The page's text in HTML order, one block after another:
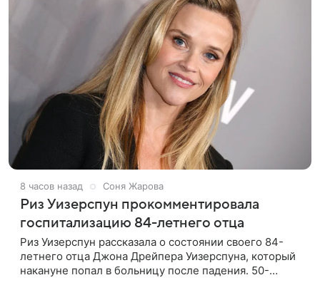
8 часов назад Соня Жарова
Риз Уизерспун прокомментировала
госпитализацию 84-летнего отца
Риз Уизерспун рассказала о состоянии своего 84-
летнего отца Джона Дрейпера Уизерспуна, который
накануне попал в больницу после падения. 50-